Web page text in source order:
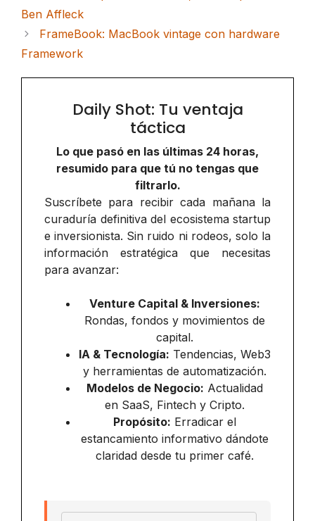
Ben Affleck
FrameBook: MacBook vintage con hardware
Framework
Daily Shot: Tu ventaja
táctica
Lo que pasó en las últimas 24 horas,
resumido para que tú no tengas que
filtrarlo.
Suscríbete para recibir cada mañana la
curaduría definitiva del ecosistema startup
e inversionista. Sin ruido ni rodeos, solo la
información estratégica que necesitas
para avanzar:
Venture Capital & Inversiones:
Rondas, fondos y movimientos de
capital.
IA & Tecnología: Tendencias, Web3
y herramientas de automatización.
Modelos de Negocio: Actualidad
en SaaS, Fintech y Cripto.
Propósito: Erradicar el
estancamiento informativo dándote
claridad desde tu primer café.